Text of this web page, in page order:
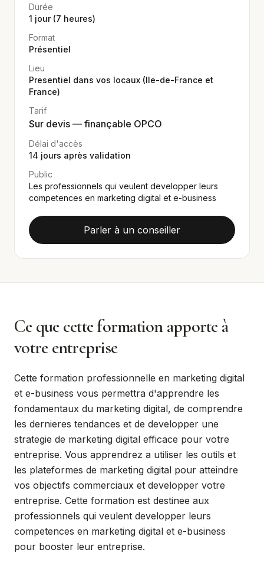
Durée
1 jour (7 heures)
Format
Présentiel
Lieu
Presentiel dans vos locaux (Ile-de-France et
France)
Tarif
Sur devis — finançable OPCO
Délai d'accès
14 jours après validation
Public
Les professionnels qui veulent developper leurs
competences en marketing digital et e-business
Parler à un conseiller
Ce que cette formation apporte à
votre entreprise
Cette formation professionnelle en marketing digital
et e-business vous permettra d'apprendre les
fondamentaux du marketing digital, de comprendre
les dernieres tendances et de developper une
strategie de marketing digital efficace pour votre
entreprise. Vous apprendrez a utiliser les outils et
les plateformes de marketing digital pour atteindre
vos objectifs commerciaux et developper votre
entreprise. Cette formation est destinee aux
professionnels qui veulent developper leurs
competences en marketing digital et e-business
pour booster leur entreprise.